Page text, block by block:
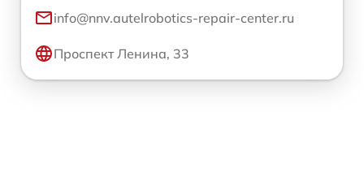
info@nnv.autelrobotics-repair-center.ru
Проспект Ленина, 33